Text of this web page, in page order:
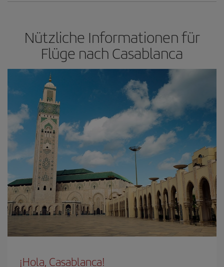
Nützliche Informationen für
Flüge nach Casablanca
¡Hola, Casablanca!